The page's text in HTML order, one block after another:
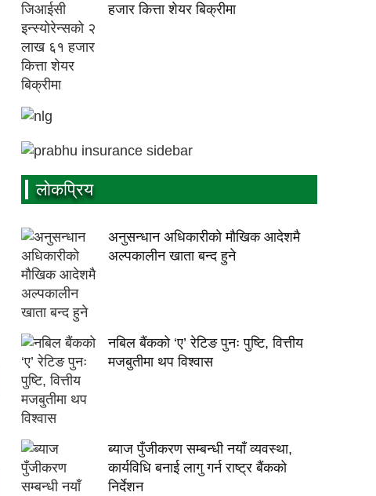
हजार कित्ता शेयर बिक्रीमा
लाेकप्रिय
अनुसन्धान अधिकारीकाे माैखिक आदेशमै
अल्पकालीन खाता बन्द हुने
नबिल बैंकको ‘ए’ रेटिङ पुनः पुष्टि, वित्तीय
मजबुतीमा थप विश्वास
ब्याज पुँजीकरण सम्बन्धी नयाँ व्यवस्था,
कार्यविधि बनाई लागु गर्न राष्ट्र बैंकको
निर्देशन